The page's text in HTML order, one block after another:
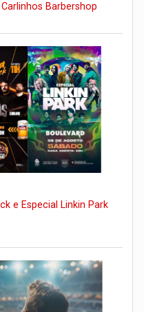
Barbershop
e Especial Linkin Park